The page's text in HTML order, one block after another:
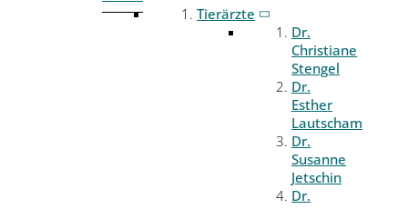
Tierärzte
Dr.
Christiane
Stengel
Dr.
Esther
Lautscham
Dr.
Susanne
Jetschin
Dr.